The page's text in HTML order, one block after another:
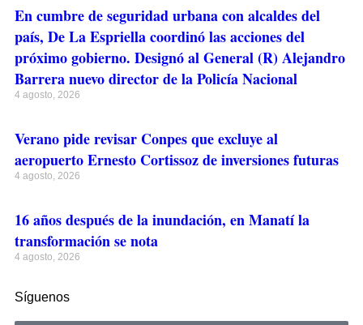
En cumbre de seguridad urbana con alcaldes del
país, De La Espriella coordinó las acciones del
próximo gobierno. Designó al General (R) Alejandro
Barrera nuevo director de la Policía Nacional
4 agosto, 2026
Verano pide revisar Conpes que excluye al
aeropuerto Ernesto Cortissoz de inversiones futuras
4 agosto, 2026
16 años después de la inundación, en Manatí la
transformación se nota
4 agosto, 2026
Síguenos